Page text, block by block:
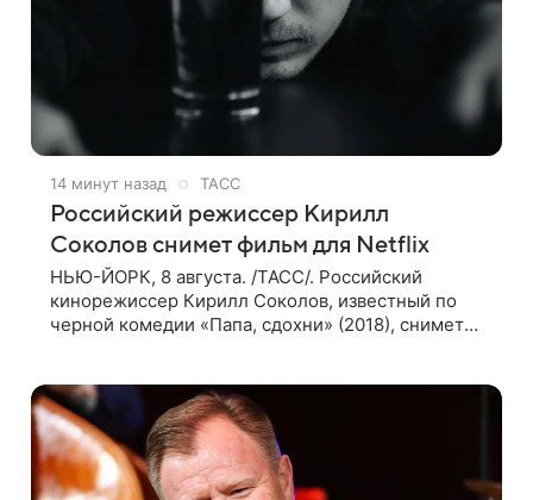
14 минут назад ТАСС
Российский режиссер Кирилл
Соколов снимет фильм для Netflix
НЬЮ-ЙОРК, 8 августа. /ТАСС/. Российский
кинорежиссер Кирилл Соколов, известный по
черной комедии «Папа, сдохни» (2018), снимет